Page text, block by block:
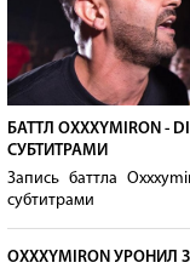
БАТТЛ OXXXYMIRON -
СУБТИТРАМИ
Запись баттла
субтитрами
OXXXYMIRON УРОНИЛ